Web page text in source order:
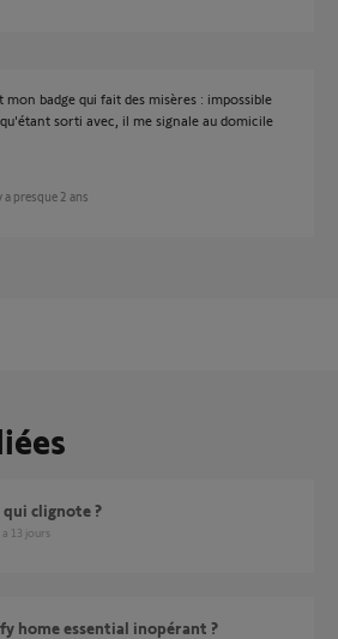
badge qui fait des misères : impossible
sorti avec, il me signale au domicile
a presque 2 ans
qui clignote ?
a 13 jours
home essential inopérant ?